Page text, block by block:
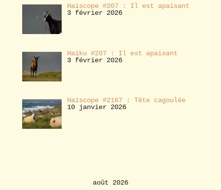
Haïscope #207 : Il est apaisant
3 février 2026
Haïku #207 : Il est apaisant
3 février 2026
Haïscope #2167 : Tête cagoulée
10 janvier 2026
août 2026